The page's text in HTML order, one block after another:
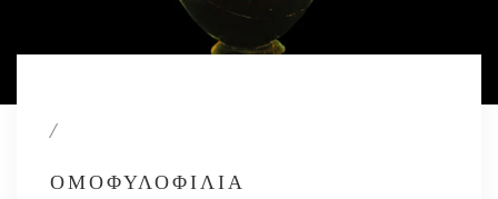
/
ΟΜΟΦΥΛΟΦΙΛΊΑ